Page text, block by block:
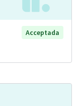
Acceptada